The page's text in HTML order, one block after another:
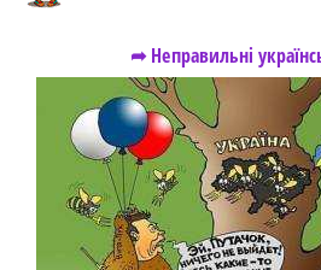
➦ Неправильні